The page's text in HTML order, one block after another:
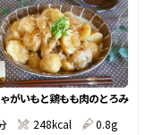
がいもと鶏もも肉のとろみ
248kcal 0.8g